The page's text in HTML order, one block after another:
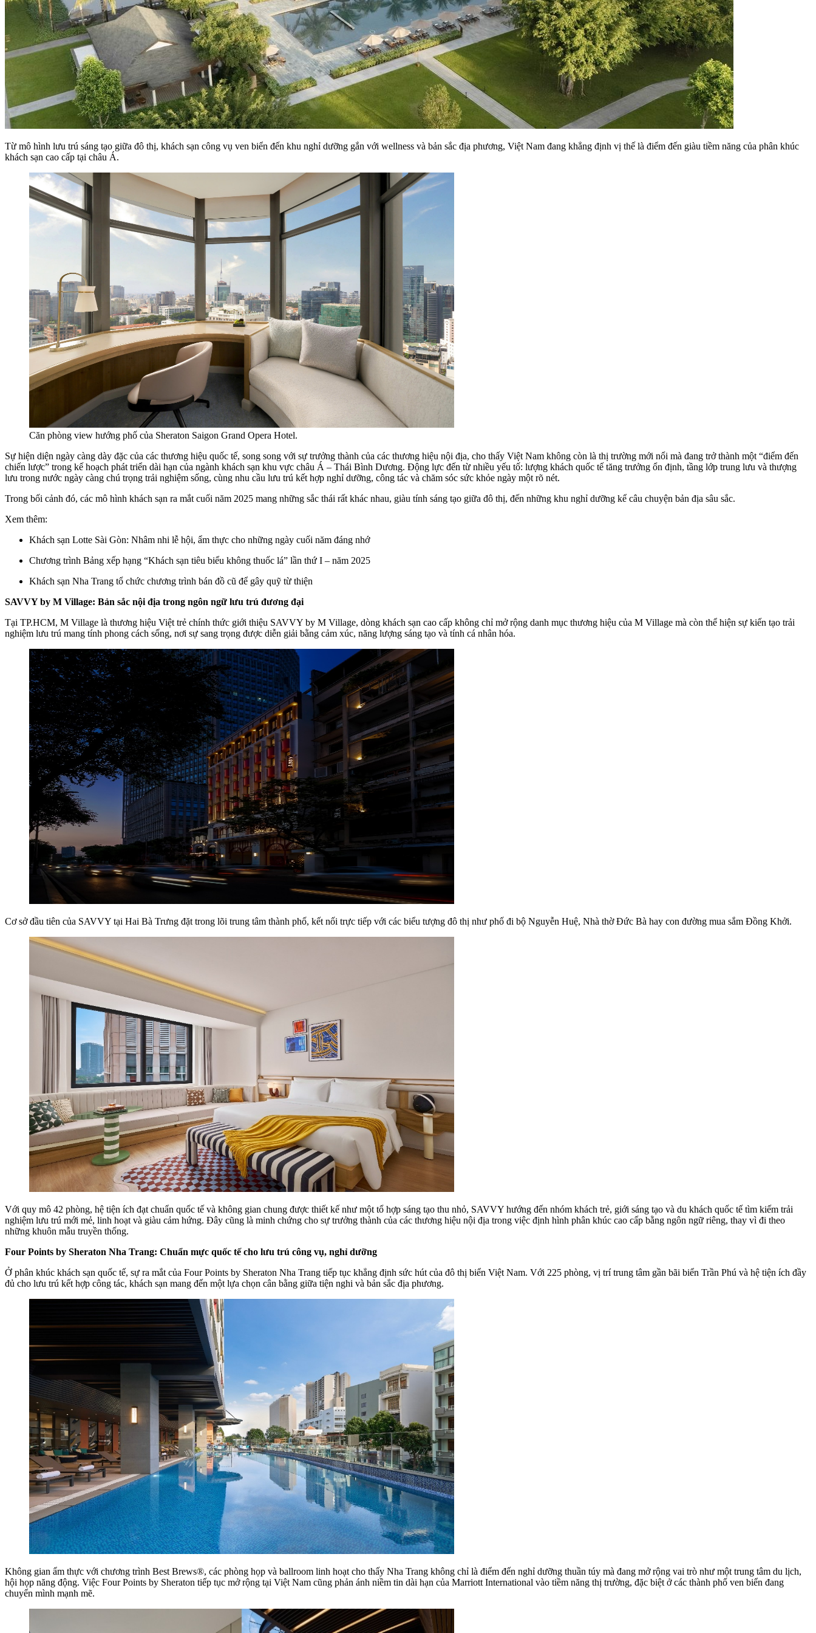
Từ mô hình lưu trú sáng tạo giữa đô thị, khách sạn công vụ ven biển đến khu nghỉ dưỡng gắn với wellness và bản sắc địa phương, Việt Nam đang khẳng định vị thế là điểm đến giàu tiềm năng của phân khúc
khách sạn cao cấp tại châu Á.
Căn phòng view hướng phố của Sheraton Saigon Grand Opera Hotel.
Sự hiện diện ngày càng dày đặc của các thương hiệu quốc tế, song song với sự trưởng thành của các thương hiệu nội địa, cho thấy Việt Nam không còn là thị trường mới nổi mà đang trở thành một “điểm đến
chiến lược” trong kế hoạch phát triển dài hạn của ngành khách sạn khu vực châu Á – Thái Bình Dương. Động lực đến từ nhiều yếu tố: lượng khách quốc tế tăng trưởng ổn định, tầng lớp trung lưu và thượng
lưu trong nước ngày càng chú trọng trải nghiệm sống, cùng nhu cầu lưu trú kết hợp nghỉ dưỡng, công tác và chăm sóc sức khỏe ngày một rõ nét.
Trong bối cảnh đó, các mô hình khách sạn ra mắt cuối năm 2025 mang những sắc thái rất khác nhau, giàu tính sáng tạo giữa đô thị, đến những khu nghỉ dưỡng kể câu chuyện bản địa sâu sắc.
Xem thêm:
Khách sạn Lotte Sài Gòn: Nhâm nhi lễ hội, ẩm thực cho những ngày cuối năm đáng nhớ
Chương trình Bảng xếp hạng “Khách sạn tiêu biểu không thuốc lá” lần thứ I – năm 2025
Khách sạn Nha Trang tổ chức chương trình bán đồ cũ để gây quỹ từ thiện
SAVVY by M Village: Bản sắc nội địa trong ngôn ngữ lưu trú đương đại
Tại TP.HCM, M Village là thương hiệu Việt trẻ chính thức giới thiệu SAVVY by M Village, dòng khách sạn cao cấp không chỉ mở rộng danh mục thương hiệu của M Village mà còn thể hiện sự kiến tạo trải
nghiệm lưu trú mang tính phong cách sống, nơi sự sang trọng được diễn giải bằng cảm xúc, năng lượng sáng tạo và tính cá nhân hóa.
Cơ sở đầu tiên của SAVVY tại Hai Bà Trưng đặt trong lõi trung tâm thành phố, kết nối trực tiếp với các biểu tượng đô thị như phố đi bộ Nguyễn Huệ, Nhà thờ Đức Bà hay con đường mua sắm Đồng Khởi.
Với quy mô 42 phòng, hệ tiện ích đạt chuẩn quốc tế và không gian chung được thiết kế như một tổ hợp sáng tạo thu nhỏ, SAVVY hướng đến nhóm khách trẻ, giới sáng tạo và du khách quốc tế tìm kiếm trải
nghiệm lưu trú mới mẻ, linh hoạt và giàu cảm hứng. Đây cũng là minh chứng cho sự trưởng thành của các thương hiệu nội địa trong việc định hình phân khúc cao cấp bằng ngôn ngữ riêng, thay vì đi theo
những khuôn mẫu truyền thống.
Four Points by Sheraton Nha Trang: Chuẩn mực quốc tế cho lưu trú công vụ, nghỉ dưỡng
Ở phân khúc khách sạn quốc tế, sự ra mắt của Four Points by Sheraton Nha Trang tiếp tục khẳng định sức hút của đô thị biển Việt Nam. Với 225 phòng, vị trí trung tâm gần bãi biển Trần Phú và hệ tiện ích đầy
đủ cho lưu trú kết hợp công tác, khách sạn mang đến một lựa chọn cân bằng giữa tiện nghi và bản sắc địa phương.
Không gian ẩm thực với chương trình Best Brews®, các phòng họp và ballroom linh hoạt cho thấy Nha Trang không chỉ là điểm đến nghỉ dưỡng thuần túy mà đang mở rộng vai trò như một trung tâm du lịch,
hội họp năng động. Việc Four Points by Sheraton tiếp tục mở rộng tại Việt Nam cũng phản ánh niềm tin dài hạn của Marriott International vào tiềm năng thị trường, đặc biệt ở các thành phố ven biển đang
chuyển mình mạnh mẽ.